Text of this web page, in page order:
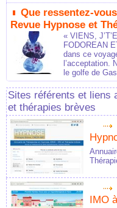
Que ressentez-
Revue Hypnose et
« VIENS,
FODOREAN
dans ce
l’acceptation.
le golfe de
Sites référents et liens
et thérapies brèves
IMO